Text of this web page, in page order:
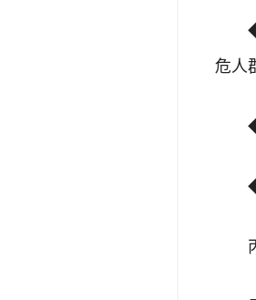
◆
危人
◆
◆
丙